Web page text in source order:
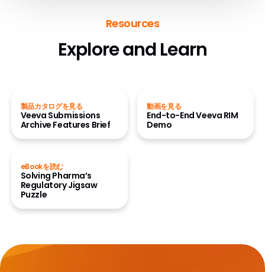
Resources
Explore and Learn
製品カタログを見る
Veeva Submissions
Archive Features Brief
動画を見る
End-to-End Veeva RIM
Demo
eBookを読む
Solving Pharma’s
Regulatory Jigsaw
Puzzle